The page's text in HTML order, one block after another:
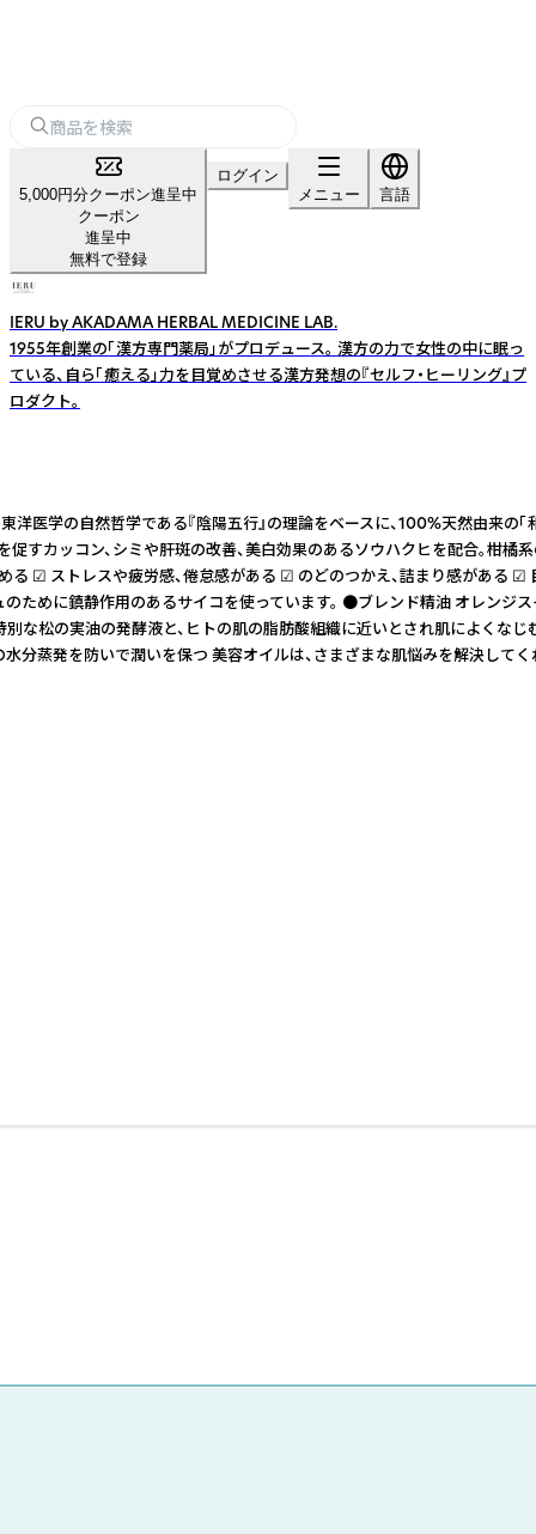
5,000円分クーポン進呈中
クーポン
進呈中
無料で登録
ログイン
メニュー
言語
IERU by AKADAMA HERBAL MEDICINE LAB.
1955年創業の「漢方専門薬局」がプロデュース。 漢方の力で女性の中に眠っ
ている、自ら「癒える」力を目覚めさせる漢方発想の『セルフ・ヒーリング』プ
ロダクト。
自然哲学である『陰陽五行』の理論をベースに、100%天然由来
ッコン、シミや肝斑の改善、美白効果のあるソウハクヒを配合
トレスや疲労感、倦怠感がある ☑ のどのつかえ、詰まり感が
に鎮静作用のあるサイコを使っています。 ●ブレンド精油 オレン
の実油の発酵液と、ヒトの肌の脂肪酸組織に近いとされ肌によ
発を防いで潤いを保つ 美容オイルは、さまざまな肌悩みを解決し